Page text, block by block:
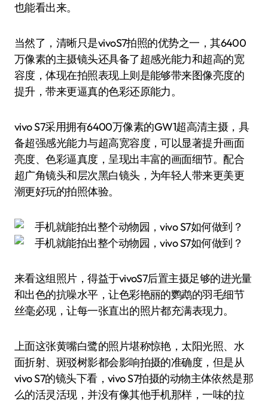
也能看出来。
当然了，清晰只是vivoS7拍照的优势之一，其6400
万像素的主摄镜头还具备了超感光能力和超高的宽
容度，体现在拍照表现上则是能够带来图像亮度的
提升，带来更逼真的色彩还原能力。
vivo S7采用拥有6400万像素的GW1超高清主摄，具
备超强感光能力与超高宽容度，可以显著提升画面
亮度、色彩逼真度，呈现出丰富的画面细节。配合
超广角镜头和层次黑白镜头，为年轻人带来更美更
潮更好玩的拍照体验。
来看这组照片，得益于vivoS7后置主摄足够的进光量
和出色的抗噪水平，让色彩艳丽的鹦鹉的羽毛细节
丝毫必现，让每一张直出的照片都充满表现力。
上面这张黄嘴白鹭的照片堪称惊艳，太阳光照、水
面折射、斑驳树影都会影响拍摄的准确度，但是从
vivo S7的镜头下看，vivo S7拍摄的动物主体依然是那
么的活灵活现，并没有像其他手机那样，一味的拉